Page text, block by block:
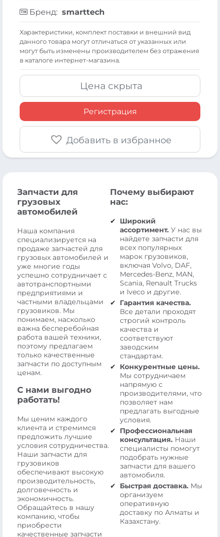
Бренд: smarttech
Xарактеристики, комплект поставки и внешний вид
данного товара могут отличаться от указанных или
могут быть изменены производителем без отражения
в каталоге интернет-магазина.
Цена скрыта
Регистрация
Добавить в избранное
Запчасти для
грузовых
автомобилей
Наша компания
специализируется на
продаже запчастей для
грузовых автомобилей и
уже многие годы
успешно сотрудничает с
автотранспортными
предприятиями и
частными владельцами
грузовиков. Мы
понимаем, насколько
важна бесперебойная
работа вашей техники,
поэтому предлагаем
только качественные
запчасти по доступным
ценам.
С нами выгодно
работать!
Мы ценим каждого
клиента и стремимся
предложить лучшие
условия сотрудничества.
Наши запчасти для
грузовиков
обеспечивают высокую
производительность,
долговечность и
экономичность.
Обращайтесь в нашу
компанию, чтобы
приобрести
качественные запчасти
Почему выбирают
нас:
Широкий
ассортимент. У нас вы
найдете запчасти для
всех популярных
марок грузовиков,
включая Volvo, DAF,
Mercedes-Benz, MAN,
Scania, Renault Trucks
и Iveco и другие.
Гарантия качества.
Все детали проходят
строгий контроль
качества и
соответствуют
заводским
стандартам.
Конкурентные цены.
Мы сотрудничаем
напрямую с
производителями, что
позволяет нам
предлагать выгодные
условия.
Профессиональная
консультация. Наши
специалисты помогут
подобрать нужные
запчасти для вашего
автомобиля.
Быстрая доставка. Мы
организуем
оперативную
доставку по Алматы и
Казахстану.